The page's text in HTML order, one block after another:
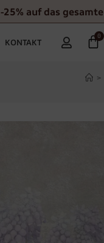
-25% auf das
KONTAKT
0
>